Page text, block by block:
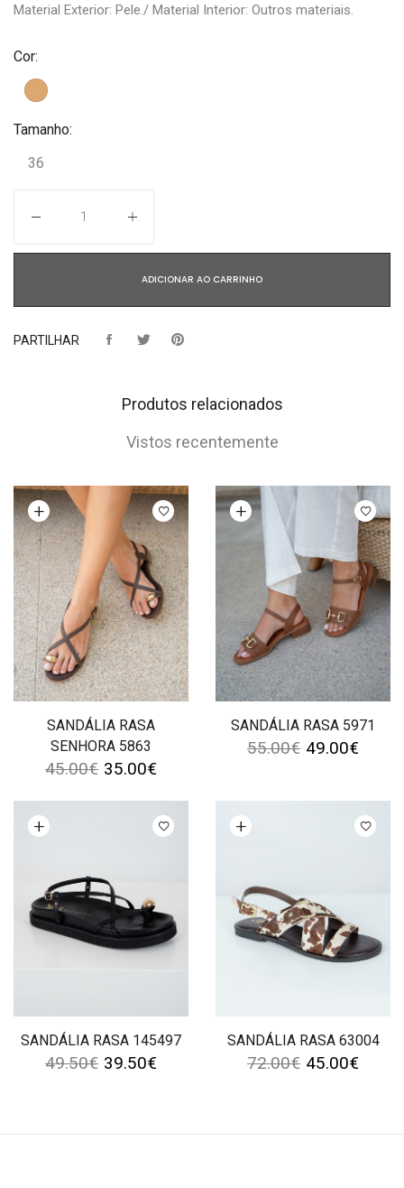
Material Exterior: Pele./ Material Interior: Outros materiais.
Cor:
Tamanho:
36
ADICIONAR AO CARRINHO
PARTILHAR
Produtos relacionados
Vistos recentemente
SANDÁLIA RASA
SENHORA 5863
opções
45.00€ 35.00€
SANDÁLIA RASA 5971
Ver opções
55.00€ 49.00€
SANDÁLIA RASA 145497
opções
49.50€ 39.50€
SANDÁLIA RASA 63004
Ver opções
72.00€ 45.00€